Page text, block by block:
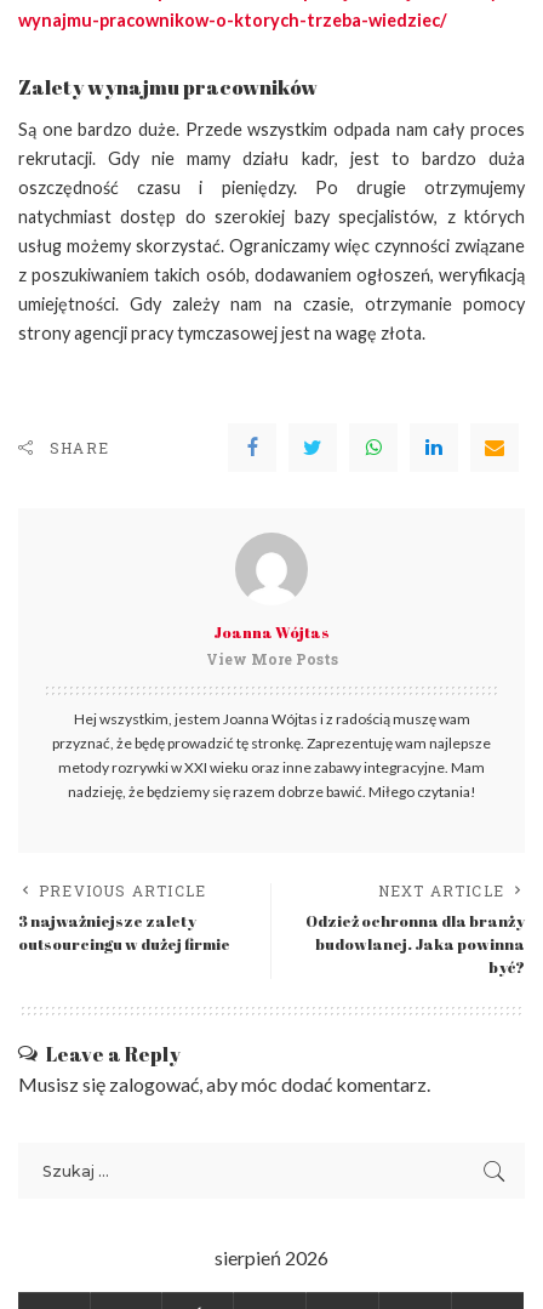
wynajmu-pracownikow-o-ktorych-trzeba-wiedziec/
Zalety wynajmu pracowników
Są one bardzo duże. Przede wszystkim odpada nam cały proces
rekrutacji. Gdy nie mamy działu kadr, jest to bardzo duża
oszczędność czasu i pieniędzy. Po drugie otrzymujemy
natychmiast dostęp do szerokiej bazy specjalistów, z których
usług możemy skorzystać. Ograniczamy więc czynności związane
z poszukiwaniem takich osób, dodawaniem ogłoszeń, weryfikacją
umiejętności. Gdy zależy nam na czasie, otrzymanie pomocy
strony agencji pracy tymczasowej jest na wagę złota.
SHARE
Joanna Wójtas
View More Posts
Hej wszystkim, jestem Joanna Wójtas i z radością muszę wam
przyznać, że będę prowadzić tę stronkę. Zaprezentuję wam najlepsze
metody rozrywki w XXI wieku oraz inne zabawy integracyjne. Mam
nadzieję, że będziemy się razem dobrze bawić. Miłego czytania!
PREVIOUS ARTICLE
3 najważniejsze zalety
outsourcingu w dużej firmie
NEXT ARTICLE
Odzież ochronna dla branży
budowlanej. Jaka powinna
być?
Leave a Reply
Musisz się zalogować , aby móc dodać komentarz.
sierpień 2026